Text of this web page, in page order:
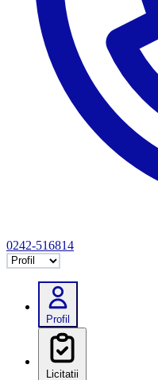
0242-516814
Selectează tab
Profil
Licitatii